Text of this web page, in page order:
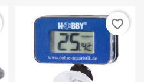
favorite_border